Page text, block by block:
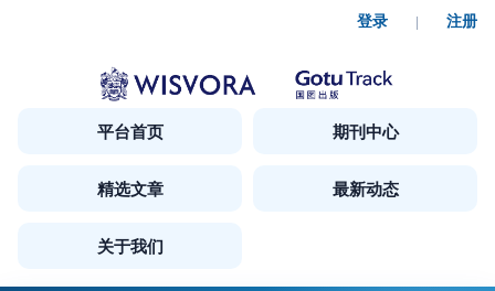
登录 | 注册
平台首页 期刊中心
精选文章 最新动态
关于我们